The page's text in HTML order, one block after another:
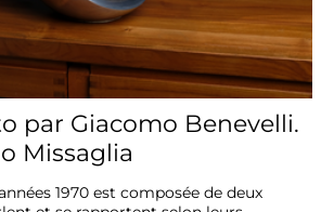
par Giacomo Benevelli.
Missaglia
1970 est composée de deux